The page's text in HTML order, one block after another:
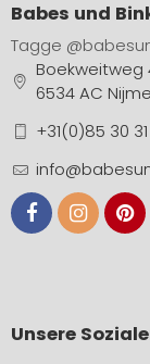
Babes und
Tagge
Boekweitweg
6534 AC
+31(0)85 30
Unsere